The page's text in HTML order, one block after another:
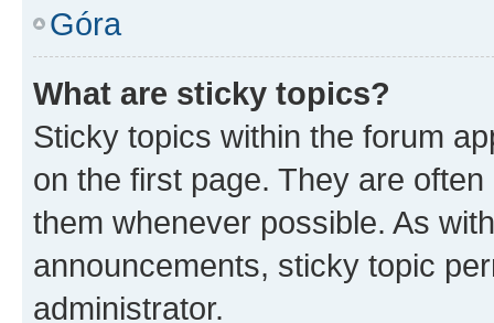
Góra
What are sticky topics?
Sticky topics within the forum
on the first page. They are
them whenever possible. As
announcements, sticky topic
administrator.